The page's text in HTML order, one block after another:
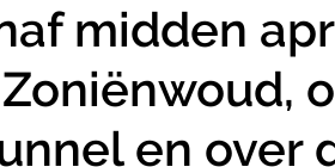
midden
en over